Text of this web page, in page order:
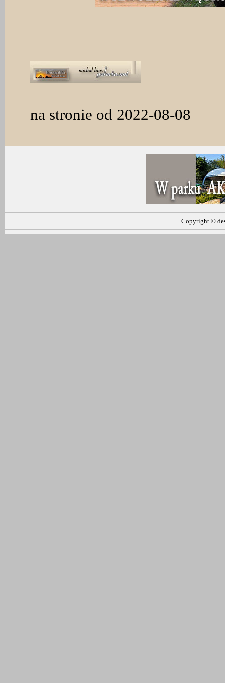
na stronie od 2022-08-08
Copyright ©